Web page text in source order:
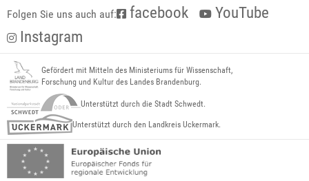
Folgen Sie uns auch auf: facebook
YouTube
Instagram
Gefördert mit Mitteln des Ministeriums für Wissenschaft,
Forschung und Kultur des Landes Brandenburg.
Unterstützt durch die Stadt Schwedt.
Unterstützt durch den Landkreis Uckermark.